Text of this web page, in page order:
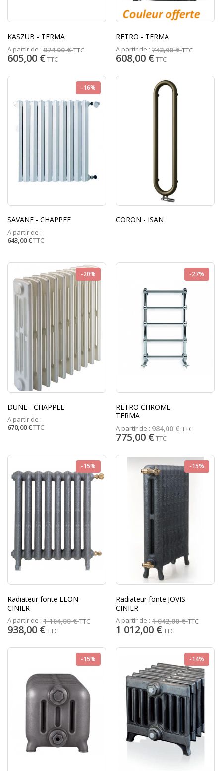
KASZUB - TERMA
A partir de : 974,00 €TTC
605,00 €TTC
RETRO - TERMA
A partir de : 742,00 €TTC
608,00 €TTC
-16%
SAVANE - CHAPPEE
A partir de :
643,00 €TTC
CORON - ISAN
-20%
DUNE - CHAPPEE
A partir de :
670,00 €TTC
-27%
RETRO CHROME -
TERMA
A partir de : 984,00 €TTC
775,00 €TTC
-15%
Radiateur fonte LEON -
CINIER
A partir de : 1 104,00 €TTC
938,00 €TTC
-15%
Radiateur fonte JOVIS -
CINIER
A partir de : 1 042,00 €TTC
1 012,00 €TTC
-15% -14%